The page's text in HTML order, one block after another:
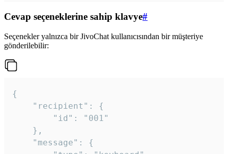
Cevap seçeneklerine sahip klavye#
Seçenekler yalnızca bir JivoChat kullanıcısından bir müşteriye
gönderilebilir:
{